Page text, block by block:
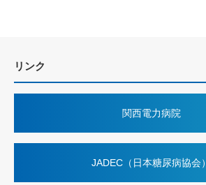
リンク
関西電力病院
JADEC（日本糖尿病協会）